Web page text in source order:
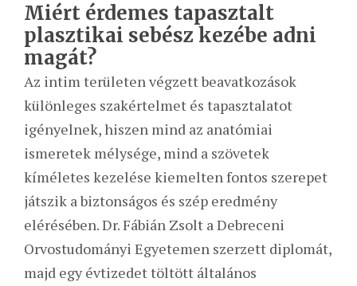
Miért érdemes tapasztalt
plasztikai sebész kezébe adni
magát?
Az intim területen végzett beavatkozások
különleges szakértelmet és tapasztalatot
igényelnek, hiszen mind az anatómiai
ismeretek mélysége, mind a szövetek
kíméletes kezelése kiemelten fontos szerepet
játszik a biztonságos és szép eredmény
elérésében. Dr. Fábián Zsolt a Debreceni
Orvostudományi Egyetemen szerzett diplomát,
majd egy évtizedet töltött általános